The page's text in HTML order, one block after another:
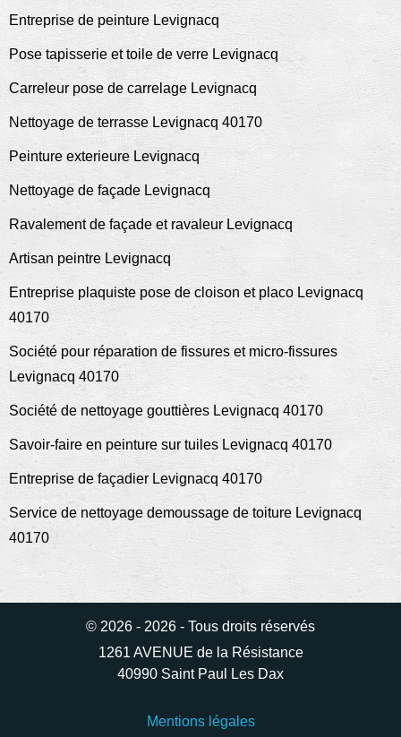
Entreprise de peinture Levignacq
Pose tapisserie et toile de verre Levignacq
Carreleur pose de carrelage Levignacq
Nettoyage de terrasse Levignacq 40170
Peinture exterieure Levignacq
Nettoyage de façade Levignacq
Ravalement de façade et ravaleur Levignacq
Artisan peintre Levignacq
Entreprise plaquiste pose de cloison et placo Levignacq
40170
Société pour réparation de fissures et micro-fissures
Levignacq 40170
Société de nettoyage gouttières Levignacq 40170
Savoir-faire en peinture sur tuiles Levignacq 40170
Entreprise de façadier Levignacq 40170
Service de nettoyage demoussage de toiture Levignacq
40170
© 2026 - 2026 - Tous droits réservés
1261 AVENUE de la Résistance
40990 Saint Paul Les Dax
Mentions légales